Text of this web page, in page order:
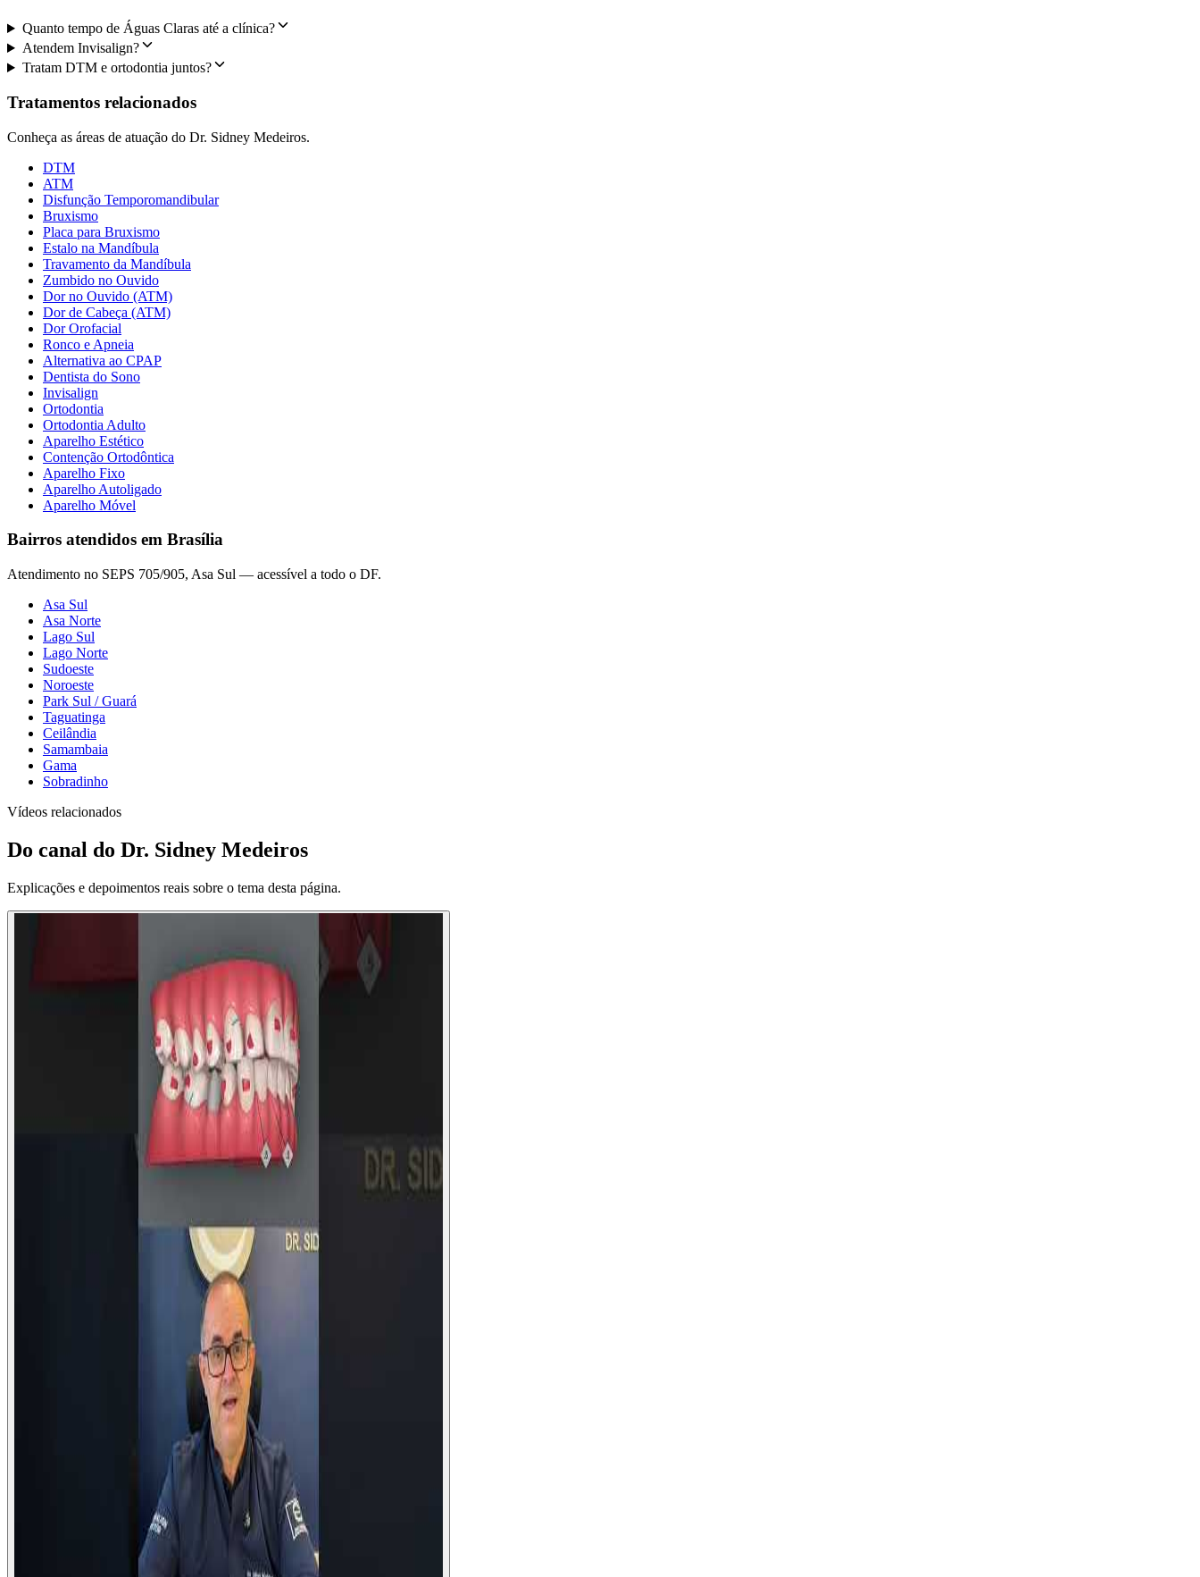
Quanto tempo de Águas Claras até a clínica?
Atendem Invisalign?
Tratam DTM e ortodontia juntos?
Tratamentos relacionados
Conheça as áreas de atuação do Dr. Sidney Medeiros.
DTM
ATM
Disfunção Temporomandibular
Bruxismo
Placa para Bruxismo
Estalo na Mandíbula
Travamento da Mandíbula
Zumbido no Ouvido
Dor no Ouvido (ATM)
Dor de Cabeça (ATM)
Dor Orofacial
Ronco e Apneia
Alternativa ao CPAP
Dentista do Sono
Invisalign
Ortodontia
Ortodontia Adulto
Aparelho Estético
Contenção Ortodôntica
Aparelho Fixo
Aparelho Autoligado
Aparelho Móvel
Bairros atendidos em Brasília
Atendimento no SEPS 705/905, Asa Sul — acessível a todo o DF.
Asa Sul
Asa Norte
Lago Sul
Lago Norte
Sudoeste
Noroeste
Park Sul / Guará
Taguatinga
Ceilândia
Samambaia
Gama
Sobradinho
Vídeos relacionados
Do canal do Dr. Sidney Medeiros
Explicações e depoimentos reais sobre o tema desta página.